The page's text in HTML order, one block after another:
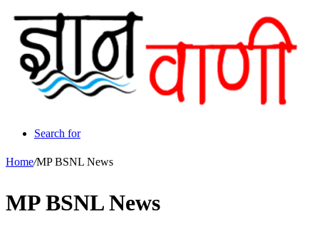
Search for
Home/MP BSNL News
MP BSNL News